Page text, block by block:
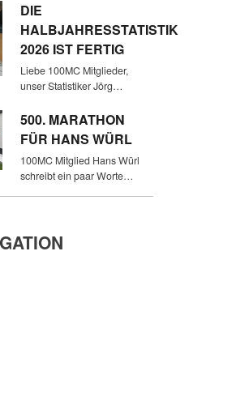
DIE
HALBJAHRESSTATISTIK
2026 IST FERTIG
Liebe 100MC Mitglieder,
unser Statistiker Jörg…
500. MARATHON
FÜR HANS WÜRL
100MC Mitglied Hans Würl
schreibt ein paar Worte…